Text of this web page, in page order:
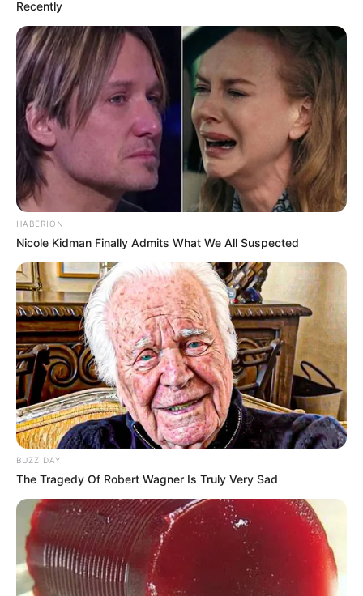
Recently
HABERION
Nicole Kidman Finally Admits What We All Suspected
BUZZ DAY
The Tragedy Of Robert Wagner Is Truly Very Sad